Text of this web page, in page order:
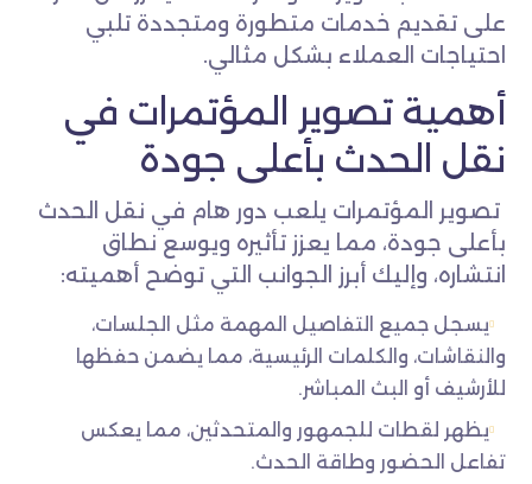
على تقديم خدمات متطورة ومتجددة تلبي
احتياجات العملاء بشكل مثالي.
أهمية تصوير المؤتمرات في
نقل الحدث بأعلى جودة
تصوير المؤتمرات يلعب دور هام في نقل الحدث
بأعلى جودة، مما يعزز تأثيره ويوسع نطاق
انتشاره، وإليك أبرز الجوانب التي توضح أهميته:
يسجل جميع التفاصيل المهمة مثل الجلسات،
والنقاشات، والكلمات الرئيسية، مما يضمن حفظها
للأرشيف أو البث المباشر.
يظهر لقطات للجمهور والمتحدثين، مما يعكس
تفاعل الحضور وطاقة الحدث.